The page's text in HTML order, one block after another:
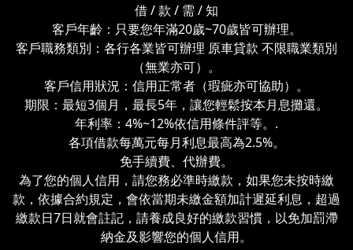
借 / 款 / 需 / 知
客戶年齡：只要您年滿20歲~70歲皆可辦理。
客戶職務類別：各行各業皆可辦理 原車貸款 不限職業類別
（無業亦可）。
客戶信用狀況：信用正常者（瑕疵亦可協助）。
期限：最短3個月，最長5年，讓您輕鬆按本月息攤還。
年利率：4%~12%依信用條件評等。.
各項借款每萬元每月利息最高為2.5%。
免手續費、代辦費。
為了您的個人信用，請您務必準時繳款，如果您未按時繳
款，依據合約規定，會依當期未繳金額加計遲延利息，超過
繳款日7日就會註記，請養成良好的繳款習慣，以免加罰滯
納金及影響您的個人信用。